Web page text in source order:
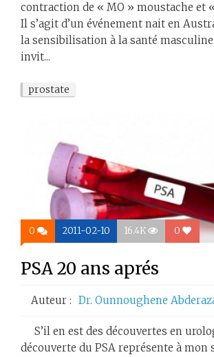
contraction de « MO » moustache et
Il s’agit d’un événement nait en
la sensibilisation à la santé
invit...
prostate
0 2011-02-10 16.4K 0
PSA 20 ans aprés
Auteur : Dr. Ounnoughene
S’il en est des découvertes en
découverte du PSA représente à mon